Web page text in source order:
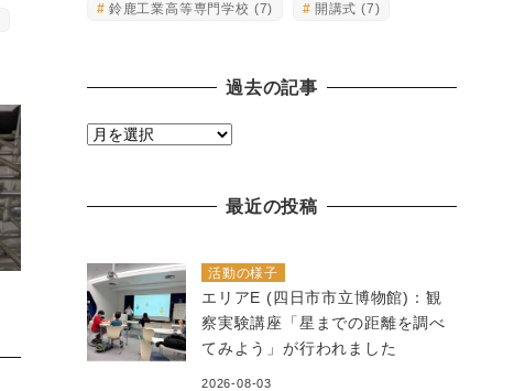
鈴鹿工業高等専門学校 (7) 開講式 (7)
過去の記事
過
最近の投稿
活動の様子
エリアE (四日市市立博物館)：観
察実験講座「星までの距離を調べ
てみよう」が行われました
2026-08-03